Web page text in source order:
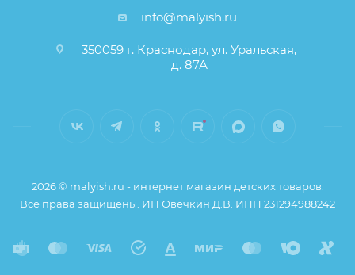
info@malyish.ru
350059 г. Краснодар, ул. Уральская,
д. 87А
2026 © malyish.ru - интернет магазин детских товаров.
Все права защищены. ИП Овечкин Д.В. ИНН 231294988242